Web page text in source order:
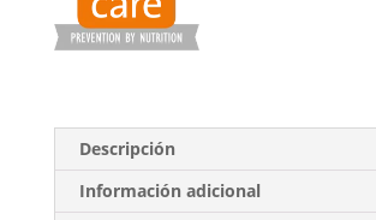
Descripción
Información adicional